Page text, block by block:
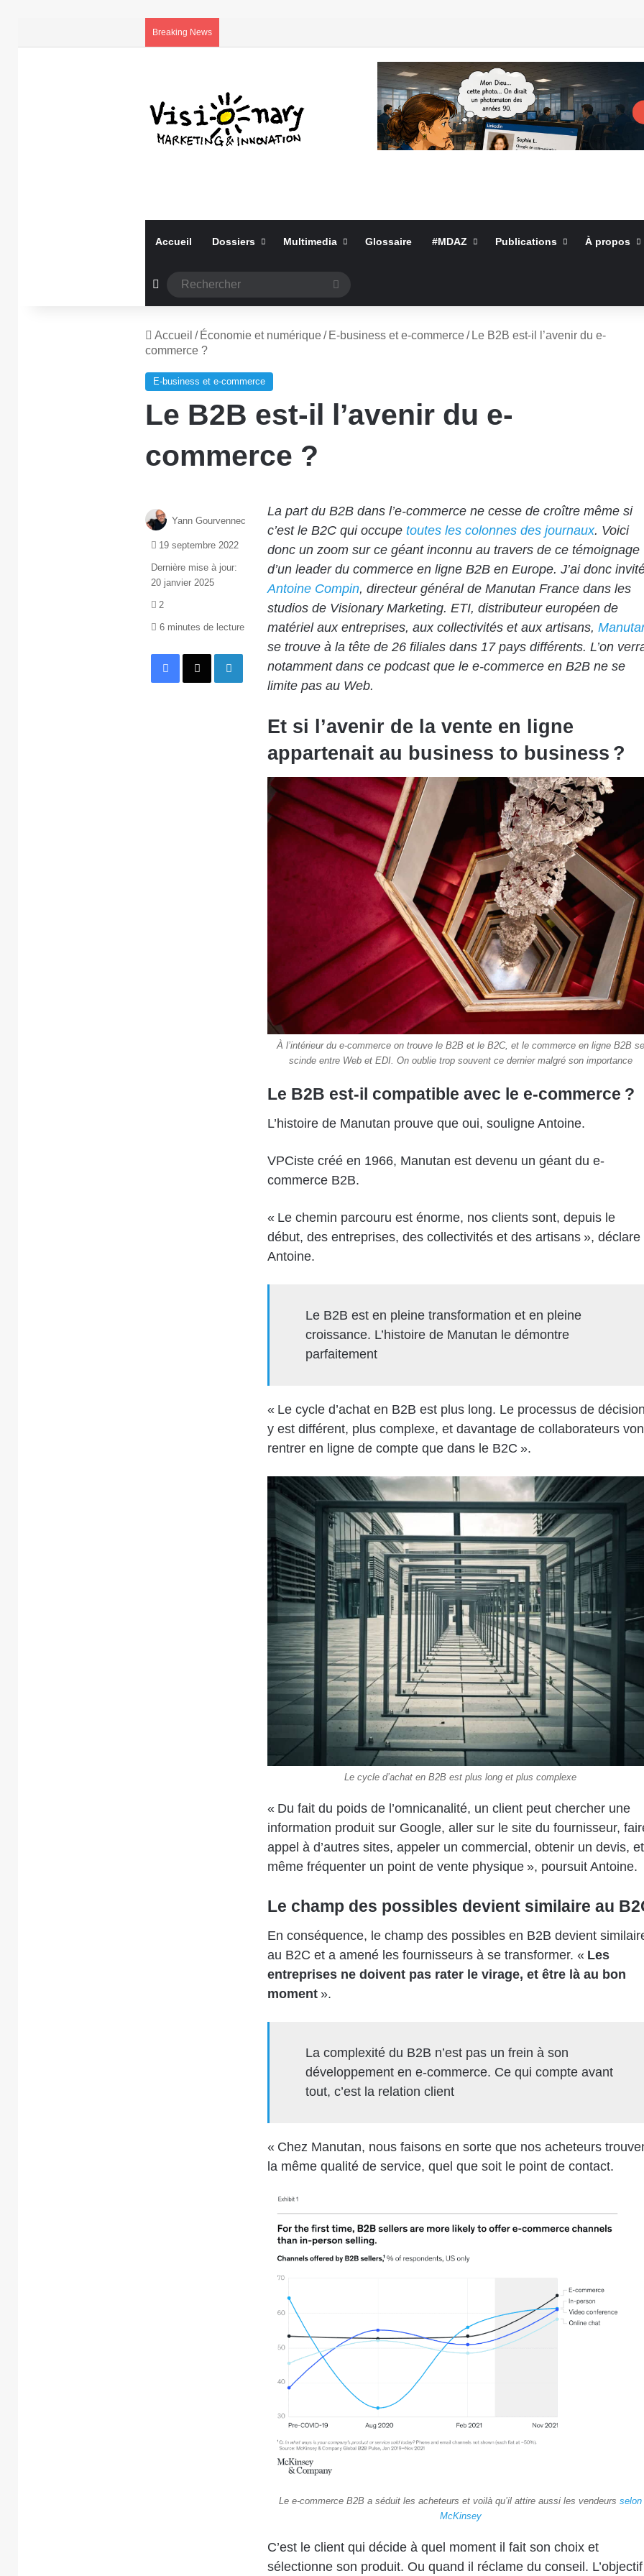
Breaking News
Accueil Dossiers Multimedia Glossaire #MDAZ Publications À propos
Article Aléatoire
Accueil / Économie et numérique/ E-business et e-commerce/ Le B2B est-il l’avenir du e-
commerce ?
E-business et e-commerce
Le B2B est-il l’avenir du e-
commerce ?
La part du B2B dans l’e-commerce ne cesse de croître même si
c’est le B2C qui occupe toutes les colonnes des journaux. Voici
donc un zoom sur ce géant inconnu au travers de ce témoignage
d’un leader du commerce en ligne B2B en Europe. J’ai donc
Antoine Compin, directeur général de Manutan France dans les
studios de Visionary Marketing. ETI, distributeur européen de
matériel aux entreprises, aux collectivités et aux artisans,
se trouve à la tête de 26 filiales dans 17 pays différents. L’on
notamment dans ce podcast que le e-commerce en B2B ne se
limite pas au Web.
Et si l’avenir de la vente en ligne
appartenait au business to business ?
À l’intérieur du e-commerce on trouve le B2B et le B2C, et le commerce en ligne B2B se
scinde entre Web et EDI. On oublie trop souvent ce dernier malgré son importance
Le B2B est-il compatible avec le e-commerce ?
L’histoire de Manutan prouve que oui, souligne Antoine.
VPCiste créé en 1966, Manutan est devenu un géant du e-
commerce B2B.
« Le chemin parcouru est énorme, nos clients sont, depuis le
début, des entreprises, des collectivités et des artisans », déclare
Antoine.
Le B2B est en pleine transformation et en pleine
croissance. L’histoire de Manutan le démontre
parfaitement
« Le cycle d’achat en B2B est plus long. Le processus de
y est différent, plus complexe, et davantage de collaborateurs
rentrer en ligne de compte que dans le B2C ».
Le cycle d’achat en B2B est plus long et plus complexe
« Du fait du poids de l’omnicanalité, un client peut chercher une
information produit sur Google, aller sur le site du fournisseur,
appel à d’autres sites, appeler un commercial, obtenir un devis, et
même fréquenter un point de vente physique », poursuit Antoine.
Le champ des possibles devient similaire au
En conséquence, le champ des possibles en B2B devient
au B2C et a amené les fournisseurs à se transformer. «Les
entreprises ne doivent pas rater le virage, et être là au bon
moment».
La complexité du B2B n’est pas un frein à son
développement en e-commerce. Ce qui compte avant
tout, c’est la relation client
« Chez Manutan, nous faisons en sorte que nos acheteurs
la même qualité de service, quel que soit le point de contact.
Le e-commerce B2B a séduit les acheteurs et voilà qu’il attire aussi les vendeursselon
McKinsey
C’est le client qui décide à quel moment il fait son choix et
sélectionne son produit. Ou quand il réclame du conseil. L’objectif
Yann Gourvennec
19 septembre 2022
Dernière mise à jour:
20 janvier 2025
2
6 minutes de lecture
Facebook
X Linkedin